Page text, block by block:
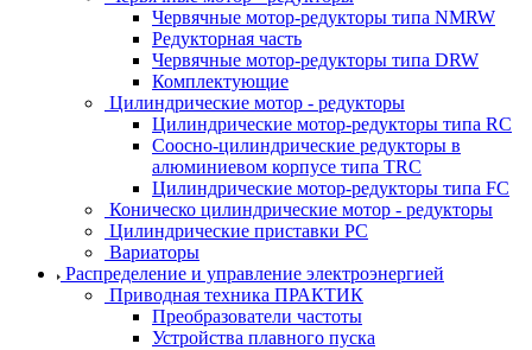
Червячные мотор-редукторы типа NMRW
Редукторная часть
Червячные мотор-редукторы типа DRW
Комплектующие
Цилиндрические мотор - редукторы
Цилиндрические мотор-редукторы типа RC
Соосно-цилиндрические редукторы в
алюминиевом корпусе типа TRC
Цилиндрические мотор-редукторы типа FC
Коническо цилиндрические мотор - редукторы
Цилиндрические приставки PC
Вариаторы
Распределение и управление электроэнергией
Приводная техника ПРАКТИК
Преобразователи частоты
Устройства плавного пуска